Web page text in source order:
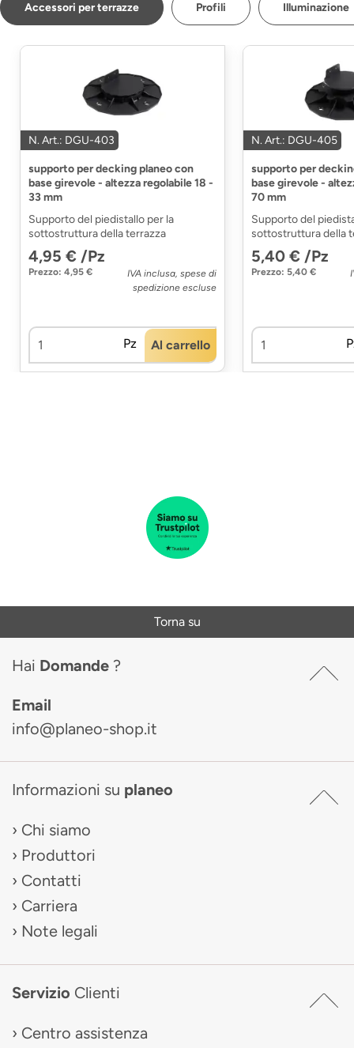
Accessori per terrazze Profili Illuminazione
N. Art.: DGU-403
supporto per decking planeo con
base girevole - altezza regolabile 18 -
33 mm
Supporto del piedistallo per la
sottostruttura della terrazza
4,95 € /Pz
Prezzo: 4,95 €
IVA inclusa, spese di
spedizione escluse
Pz Al carrello
N. Art.: DGU-405
supporto per
base girevole -
70 mm
Supporto del
sottostruttura della
5,40 € /Pz
Prezzo: 5,40 €
Torna su
Hai Domande ?
Email
info@planeo-shop.it
Informazioni su planeo
Chi siamo
Produttori
Contatti
Carriera
Note legali
Servizio Clienti
Centro assistenza